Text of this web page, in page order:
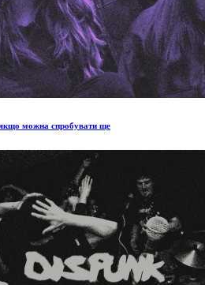
можна спробувати ще